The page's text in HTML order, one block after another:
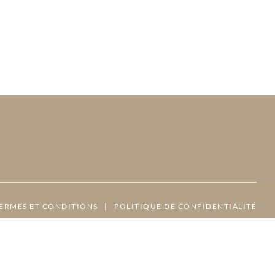
ET CONDITIONS | POLITIQUE DE CONFIDENTIALITÉ